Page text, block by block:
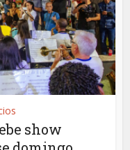
show